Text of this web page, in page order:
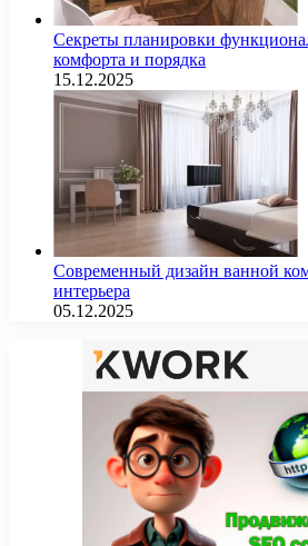
Секреты планировки
комфорта и порядка
15.12.2025
Современный дизайн ванной
интерьера
05.12.2025